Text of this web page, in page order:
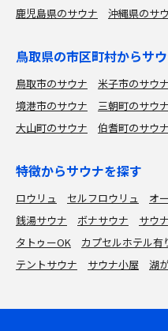
鹿児島県のサウナ
沖縄県のサ
鳥取県の市区町村からサ
鳥取市のサウナ 米子市のサウナ
境港市のサウナ
三朝町のサウナ
大山町のサウナ
伯耆町のサウナ
特徴からサウナを探す
ロウリュ セルフロウリュ オ
銭湯サウナ
ボナサウナ サウ
タトゥーOK
カプセルホテル有
テントサウナ
サウナ小屋 湖